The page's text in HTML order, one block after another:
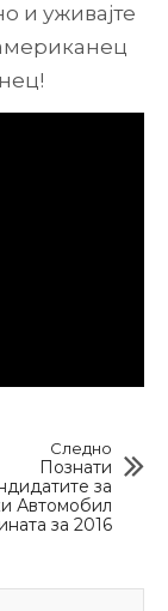
и уживајте
Следно
Познати
за
Автомобил
за 2016